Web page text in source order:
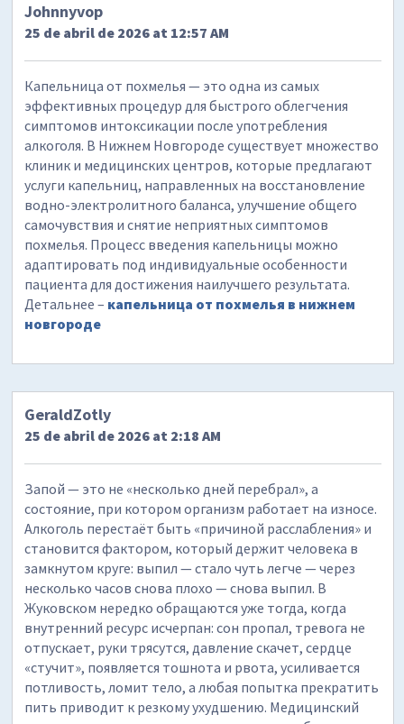
Johnnyvop
25 de abril de 2026 at 12:57 AM
Капельница от похмелья — это одна из самых
эффективных процедур для быстрого облегчения
симптомов интоксикации после употребления
алкоголя. В Нижнем Новгороде существует множество
клиник и медицинских центров, которые предлагают
услуги капельниц, направленных на восстановление
водно-электролитного баланса, улучшение общего
самочувствия и снятие неприятных симптомов
похмелья. Процесс введения капельницы можно
адаптировать под индивидуальные особенности
пациента для достижения наилучшего результата.
Детальнее – капельница от похмелья в нижнем
новгороде
GeraldZotly
25 de abril de 2026 at 2:18 AM
Запой — это не «несколько дней перебрал», а
состояние, при котором организм работает на износе.
Алкоголь перестаёт быть «причиной расслабления» и
становится фактором, который держит человека в
замкнутом круге: выпил — стало чуть легче — через
несколько часов снова плохо — снова выпил. В
Жуковском нередко обращаются уже тогда, когда
внутренний ресурс исчерпан: сон пропал, тревога не
отпускает, руки трясутся, давление скачет, сердце
«стучит», появляется тошнота и рвота, усиливается
потливость, ломит тело, а любая попытка прекратить
пить приводит к резкому ухудшению. Медицинский